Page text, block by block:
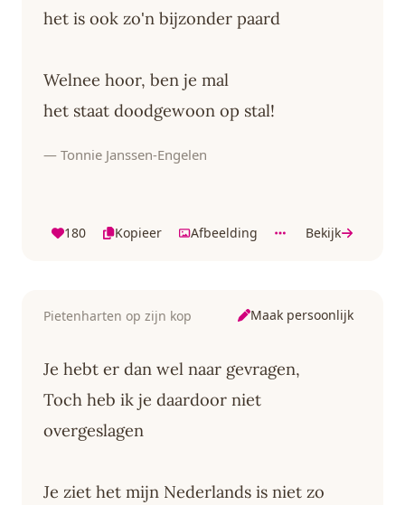
het is ook zo'n bijzonder paard
Welnee hoor, ben je mal
het staat doodgewoon op stal!
— Tonnie Janssen-Engelen
180 Kopieer Afbeelding Bekijk
Pietenharten op zijn kop Maak persoonlijk
Je hebt er dan wel naar gevragen,
Toch heb ik je daardoor niet
overgeslagen
Je ziet het mijn Nederlands is niet zo